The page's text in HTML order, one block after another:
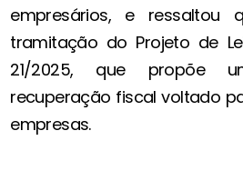
empresários, e ressaltou
tramitação do Projeto de
21/2025, que propõe
recuperação fiscal voltado
empresas.